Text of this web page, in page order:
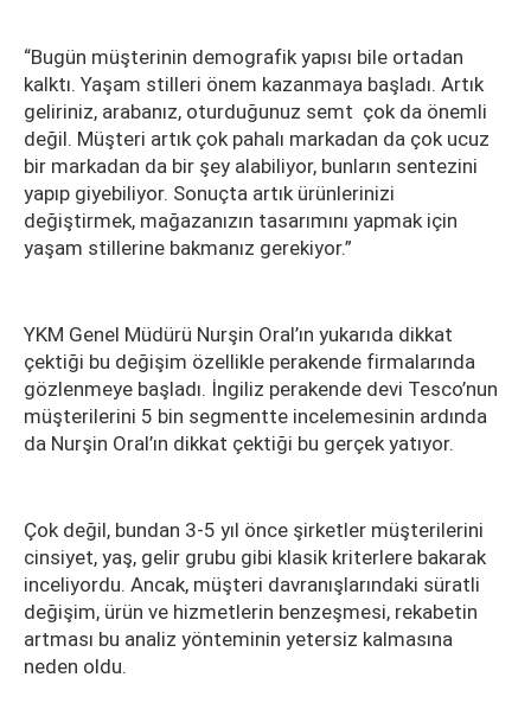
“Bugün müşterinin demografik yapısı bile ortadan
kalktı. Yaşam stilleri önem kazanmaya başladı. Artık
geliriniz, arabanız, oturduğunuz semt çok da önemli
değil. Müşteri artık çok pahalı markadan da çok ucuz
bir markadan da bir şey alabiliyor, bunların sentezini
yapıp giyebiliyor. Sonuçta artık ürünlerinizi
değiştirmek, mağazanızın tasarımını yapmak için
yaşam stillerine bakmanız gerekiyor.”
YKM Genel Müdürü Nurşin Oral’ın yukarıda dikkat
çektiği bu değişim özellikle perakende firmalarında
gözlenmeye başladı. İngiliz perakende devi Tesco’nun
müşterilerini 5 bin segmentte incelemesinin ardında
da Nurşin Oral’ın dikkat çektiği bu gerçek yatıyor.
Çok değil, bundan 3-5 yıl önce şirketler müşterilerini
cinsiyet, yaş, gelir grubu gibi klasik kriterlere bakarak
inceliyordu. Ancak, müşteri davranışlarındaki süratli
değişim, ürün ve hizmetlerin benzeşmesi, rekabetin
artması bu analiz yönteminin yetersiz kalmasına
neden oldu.